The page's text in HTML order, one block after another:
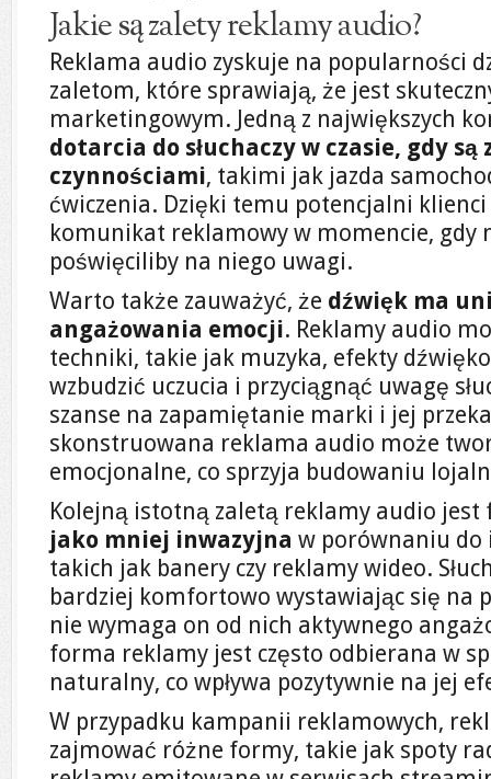
Jakie są zalety reklamy audio?
Reklama audio zyskuje na popularności
zaletom, które sprawiają, że jest
marketingowym. Jedną z największych
dotarcia do słuchaczy w czasie, gdy
czynnościami, takimi jak jazda
ćwiczenia. Dzięki temu potencjalni klienci
komunikat reklamowy w momencie, gdy
poświęciliby na niego uwagi.
Warto także zauważyć, że dźwięk ma
angażowania emocji. Reklamy audio
techniki, takie jak muzyka, efekty
wzbudzić uczucia i przyciągnąć uwagę
szanse na zapamiętanie marki i jej
skonstruowana reklama audio może
emocjonalne, co sprzyja budowaniu
Kolejną istotną zaletą reklamy audio jest
jako mniej inwazyjna w porównaniu
takich jak banery czy reklamy wideo.
bardziej komfortowo wystawiając się na
nie wymaga on od nich aktywnego
forma reklamy jest często odbierana w
naturalny, co wpływa pozytywnie na jej
W przypadku kampanii reklamowych,
zajmować różne formy, takie jak spoty